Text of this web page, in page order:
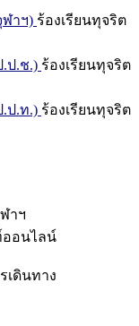
าฯ) ร้องเรียนทุจริต
ป.ช.) ร้องเรียนทุจริต
ป.ท.) ร้องเรียนทุจริต
าฯ
อนไลน์
เดินทาง